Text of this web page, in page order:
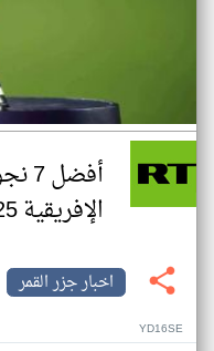
الإفريقية 2025
اخبار جزر القمر
YD16SE